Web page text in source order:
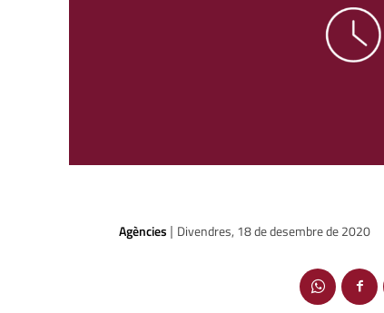
Agències | Divendres, 18 de desembre de 2020